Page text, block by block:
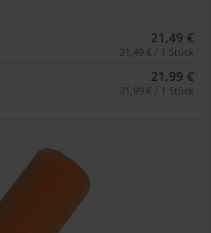
21,49 €
21,49 € / 1 Stück
21,99 €
21,99 € / 1 Stück